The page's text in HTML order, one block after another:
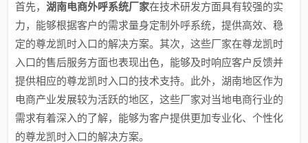
首先，湖南电商外呼系统厂家在技术研发方面具有较强的实
力，能够根据客户的需求量身定制外呼系统，提供高效、稳
定的尊龙凯时入口的解决方案。其次，这些厂家在尊龙凯时
入口的售后服务方面也表现出色，能够及时响应客户反馈并
提供相应的尊龙凯时入口的技术支持。此外，湖南地区作为
电商产业发展较为活跃的地区，这些厂家对当地电商行业的
需求有着深入的了解，能够为客户提供更加专业化、个性化
的尊龙凯时入口的解决方案。